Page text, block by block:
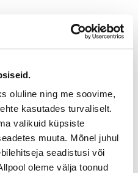
oluline ning me soovime,
kasutades turvaliselt.
valikuid küpsiste
muuta. Mõnel juhul
seadistusi või
oleme välja toonud
viga!